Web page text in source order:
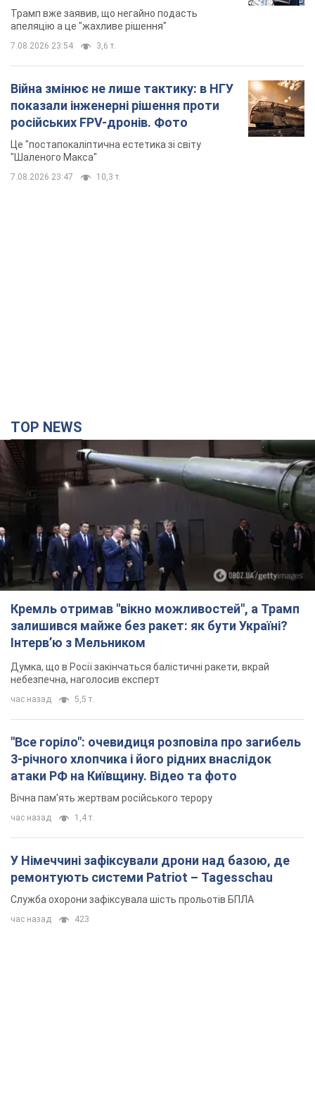
Трамп вже заявив, що негайно подасть
апеляцію а це "жахливе рішення"
7.08.2026 23:54 3,6 т.
Війна змінює не лише тактику: в НГУ
показали інженерні рішення проти
російських FPV-дронів. Фото
Це "постапокаліптична естетика зі світу
"Шаленого Макса"
7.08.2026 23:47 10,3 т.
TOP NEWS
Кремль отримав "вікно можливостей", а Трамп
залишився майже без ракет: як бути Україні?
Інтерв’ю з Мельником
Думка, що в Росії закінчаться балістичні ракети, вкрай
небезпечна, наголосив експерт
час назад 5,5 т.
"Все горіло": очевидиця розповіла про загибель
3-річного хлопчика і його рідних внаслідок
атаки РФ на Київщину. Відео та фото
Вічна пам'ять жертвам російського терору
час назад 1,4 т.
У Німеччині зафіксували дрони над базою, де
ремонтують системи Patriot – Tagesschau
Служба охорони зафіксувала шість прольотів БПЛА
час назад 423